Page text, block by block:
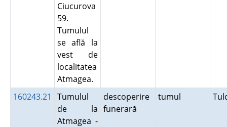
Ciucurova
59.
Tumulul
se află la
vest de
localitatea
Atmagea.
160243.21
Tumulul
de la
Atmagea -
descoperire
funerară
tumul